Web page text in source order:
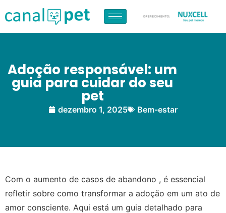
Adoção responsável: um
guia para cuidar do seu
pet
dezembro 1, 2025 Bem-estar
Com o aumento de casos de abandono , é essencial
refletir sobre como transformar a adoção em um ato de
amor consciente. Aqui está um guia detalhado para